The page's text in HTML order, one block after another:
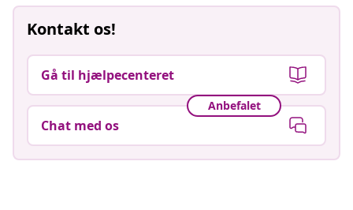
Kontakt os!
Gå til hjælpecenteret
Anbefalet
Chat med os